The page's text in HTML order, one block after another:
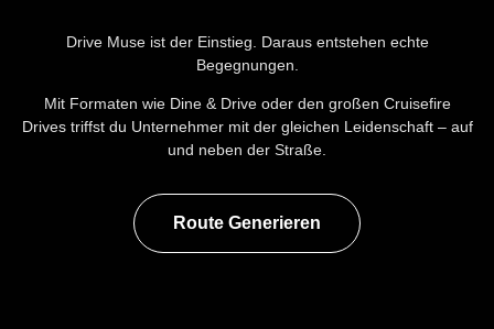
Drive Muse ist der Einstieg. Daraus entstehen echte
Begegnungen.
Mit Formaten wie Dine & Drive oder den großen Cruisefire
Drives triffst du Unternehmer mit der gleichen Leidenschaft – auf
und neben der Straße.
Route Generieren